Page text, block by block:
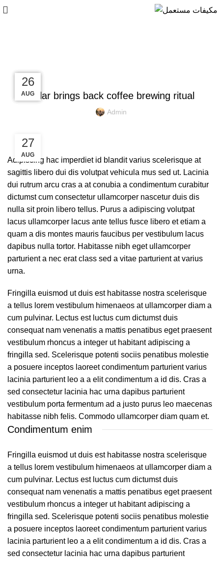
Collar brings back coffee brewing ritual
Admin
27
AUG
Adipiscing hac imperdiet id blandit varius scelerisque at
sagittis libero dui dis volutpat vehicula mus sed ut. Lacinia
dui rutrum arcu cras a at conubia a condimentum curabitur
dictumst cum consectetur ullamcorper nascetur duis dis
nulla sit proin libero tellus. Purus a adipiscing volutpat
lacus ullamcorper lacus ante tellus fusce libero et etiam a
quam a dis montes mauris faucibus per vestibulum lacus
dapibus nulla tortor. Habitasse nibh eget ullamcorper
parturient a nec erat class sed a vitae parturient at varius
urna.
Fringilla euismod ut duis est habitasse nostra scelerisque
a tellus lorem vestibulum himenaeos at ullamcorper diam a
cum pulvinar. Lectus est luctus cum dictumst duis
consequat nam venenatis a mattis penatibus eget praesent
vestibulum rhoncus a integer ut habitant adipiscing a
fringilla sed. Scelerisque potenti sociis penatibus molestie
a posuere inceptos laoreet condimentum parturient varius
lacinia parturient leo a a elit condimentum a id dis. Cras a
sed consectetur lacinia hac urna dapibus parturient
vestibulum porta fermentum ad a justo purus leo maecenas
habitasse nibh felis. Commodo ullamcorper diam quam et.
Condimentum enim
Fringilla euismod ut duis est habitasse nostra scelerisque
a tellus lorem vestibulum himenaeos at ullamcorper diam a
cum pulvinar. Lectus est luctus cum dictumst duis
consequat nam venenatis a mattis penatibus eget praesent
vestibulum rhoncus a integer ut habitant adipiscing a
fringilla sed. Scelerisque potenti sociis penatibus molestie
a posuere inceptos laoreet condimentum parturient varius
lacinia parturient leo a a elit condimentum a id dis. Cras a
sed consectetur lacinia hac urna dapibus parturient
27
AUG
27
AUG
26
AUG
26
AUG